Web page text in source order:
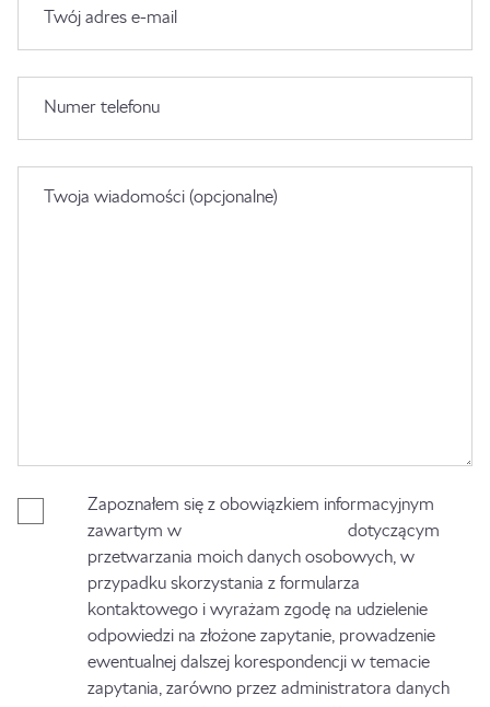
Twój adres e-mail
Numer telefonu
Twoja wiadomości (opcjonalne)
Zapoznałem się z obowiązkiem informacyjnym
zawartym w
dotyczącym
przetwarzania moich danych osobowych, w
przypadku skorzystania z formularza
kontaktowego i wyrażam zgodę na udzielenie
odpowiedzi na złożone zapytanie, prowadzenie
ewentualnej dalszej korespondencji w temacie
zapytania, zarówno przez administratora danych